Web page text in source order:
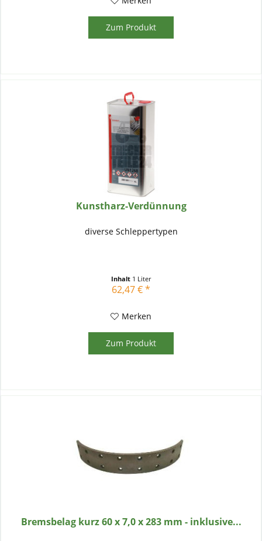
Zum Produkt
Kunstharz-Verdünnung
diverse Schleppertypen
Inhalt 1 Liter
62,47 € *
Merken
Zum Produkt
Bremsbelag kurz 60 x 7,0 x 283 mm - inklusive...